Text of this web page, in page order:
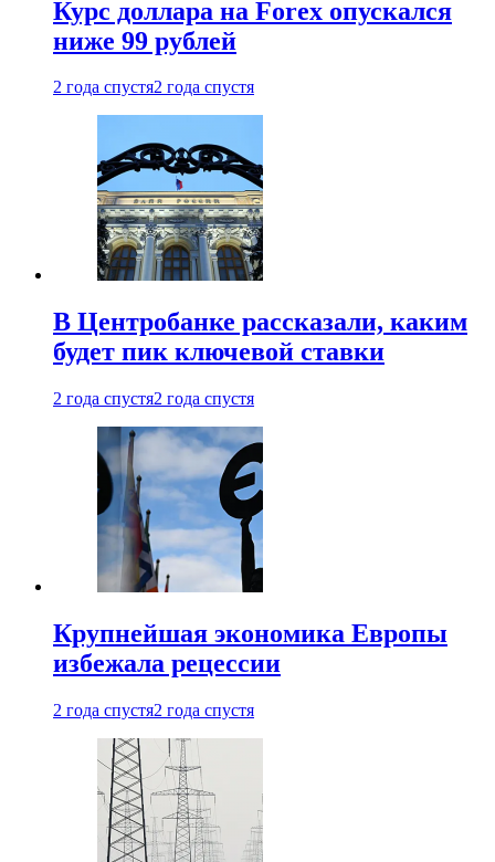
Курс доллара на Forex опускался
ниже 99 рублей
2 года спустя2 года спустя
В Центробанке рассказали, каким
будет пик ключевой ставки
2 года спустя2 года спустя
Крупнейшая экономика Европы
избежала рецессии
2 года спустя2 года спустя